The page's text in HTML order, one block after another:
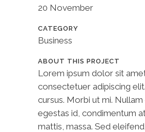
20 November
CATEGORY
Business
ABOUT THIS PROJECT
Lorem ipsum dolor sit
consectetuer adipiscing
cursus. Morbi ut mi.
egestas id, condimentum
mattis, massa. Sed